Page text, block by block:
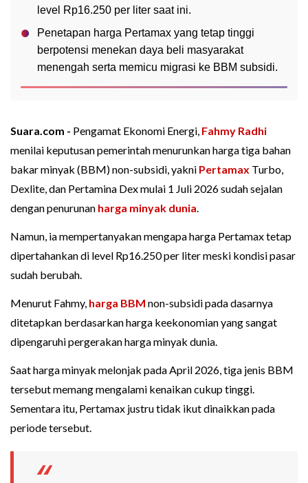
level Rp16.250 per liter saat ini.
Penetapan harga Pertamax yang tetap tinggi
berpotensi menekan daya beli masyarakat
menengah serta memicu migrasi ke BBM subsidi.
Suara.com - Pengamat Ekonomi Energi, Fahmy Radhi
menilai keputusan pemerintah menurunkan harga tiga bahan
bakar minyak (BBM) non-subsidi, yakni Pertamax Turbo,
Dexlite, dan Pertamina Dex mulai 1 Juli 2026 sudah sejalan
dengan penurunan harga minyak dunia.
Namun, ia mempertanyakan mengapa harga Pertamax tetap
dipertahankan di level Rp16.250 per liter meski kondisi pasar
sudah berubah.
Menurut Fahmy, harga BBM non-subsidi pada dasarnya
ditetapkan berdasarkan harga keekonomian yang sangat
dipengaruhi pergerakan harga minyak dunia.
Saat harga minyak melonjak pada April 2026, tiga jenis BBM
tersebut memang mengalami kenaikan cukup tinggi.
Sementara itu, Pertamax justru tidak ikut dinaikkan pada
periode tersebut.